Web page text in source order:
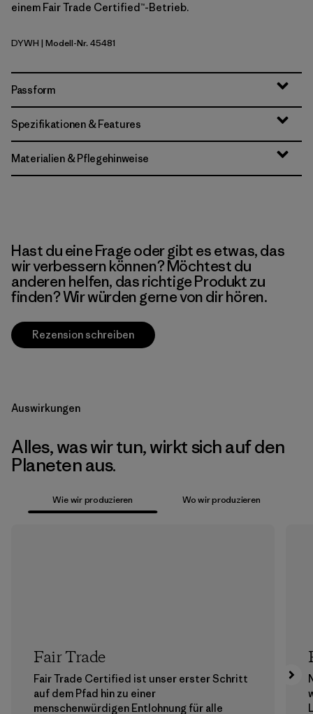
einem Fair Trade Certified™-Betrieb.
Dyno White
DYWH | Modell-Nr. 45481
Passform
Spezifikationen & Features
Materialien & Pflegehinweise
Hast du eine Frage oder gibt es etwas, das
wir verbessern können? Möchtest du
anderen helfen, das richtige Produkt zu
finden? Wir würden gerne von dir hören.
Rezension schreiben
Auswirkungen
Alles, was wir tun, wirkt sich auf den
Planeten aus.
Wie wir produzieren Wo wir produzieren
Fair Trade
Fair Trade Certified ist unser erster Schritt
auf dem Pfad hin zu einer
menschenwürdigen Entlohnung für alle